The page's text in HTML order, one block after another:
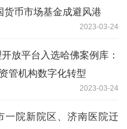
货币市场基金成避风港
2023-03-24
放平台入选哈佛案例库：
管机构数字化转型
2023-03-24
一院新院区、济南医院迁